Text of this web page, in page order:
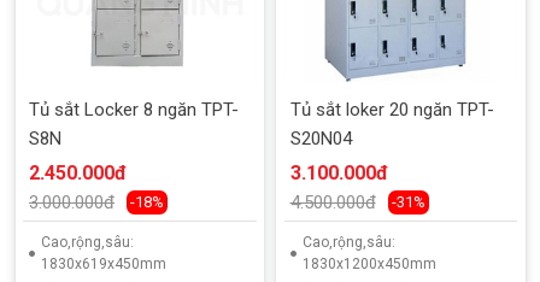
Tủ sắt Locker 8 ngăn TPT-
S8N
2.450.000đ
3.000.000đ -18%
Cao,rộng,sâu:
1830x619x450mm
Tủ sắt loker 20 ngăn TPT-
S20N04
3.100.000đ
4.500.000đ -31%
Cao,rộng,sâu:
1830x1200x450mm